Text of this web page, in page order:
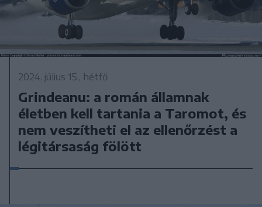
2024. július 15., hétfő
Grindeanu: a román államnak
életben kell tartania a Taromot, és
nem veszítheti el az ellenőrzést a
légitársaság fölött